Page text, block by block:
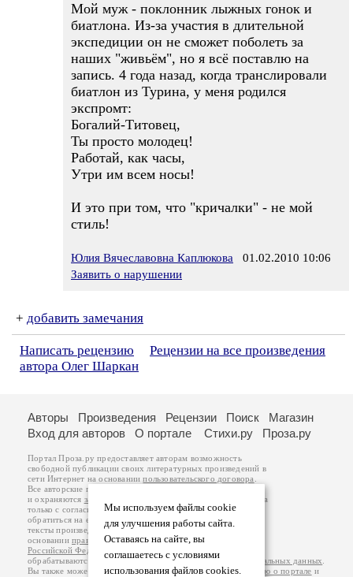
Мой муж - поклонник лыжных гонок и
биатлона. Из-за участия в длительной
экспедиции он не сможет поболеть за
наших "живьём", но я всё поставлю на
запись. 4 года назад, когда транслировали
биатлон из Турина, у меня родился
экспромт:
Богалий-Титовец,
Ты просто молодец!
Работай, как часы,
Утри им всем носы!
И это при том, что "кричалки" - не мой
стиль!
Юлия Вячеславовна Каплюкова 01.02.2010 10:06
Заявить о нарушении
+ добавить замечания
Написать рецензию
Рецензии на все произведения
автора Олег Шаркан
Мы используем файлы cookie
для улучшения работы сайта.
Оставаясь на сайте, вы
соглашаетесь с условиями
использования файлов cookies.
Авторы Произведения Рецензии Поиск
Магазин
Вход для авторов
О портале Стихи.ру Проза.ру
Портал Проза.ру предоставляет авторам возможность
свободной публикации своих литературных произведений в
сети Интернет на основаниипользовательского договора
Все авторские права на произведения принадлежат авторам
и охраняются законом
. Перепечатка произведений возможна
только с согласия его автора, к которому вы можете
обратиться на его авторской странице. Ответственность за
тексты произведений авторы несут самостоятельно на
основанииправил публикацииизаконодательства
Российской Федерации
обрабатываются на основанииПолитики обработки персональных данных
Вы также можете посмотреть более подробнуюинформацию о портале и